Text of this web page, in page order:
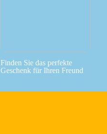
Finden Sie das perfekte
Geschenk für Ihren Freund